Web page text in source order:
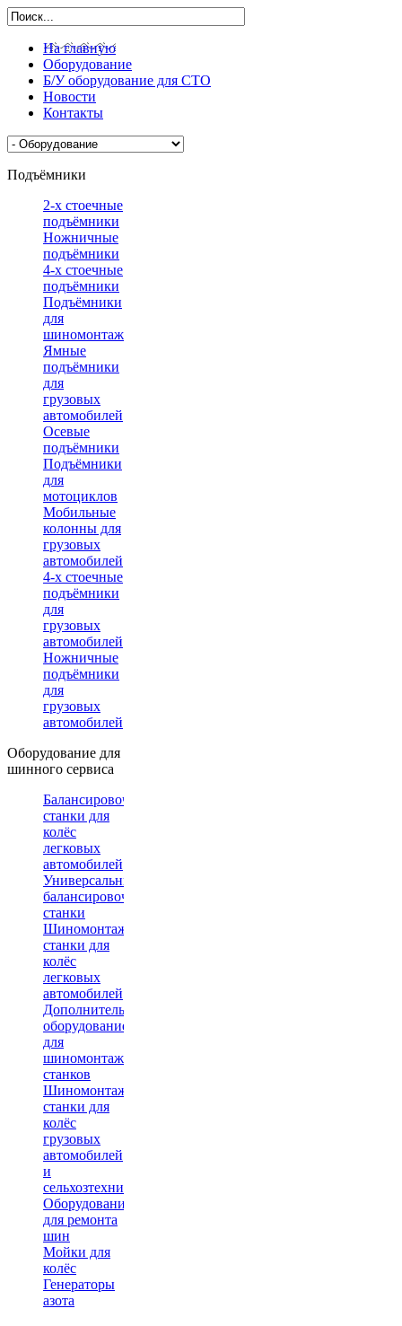
На главную
Оборудование
Б/У оборудование для СТО
Новости
Контакты
Подъёмники
2-х стоечные
подъёмники
Ножничные
подъёмники
4-х стоечные
подъёмники
Подъёмники
для
шиномонтажа
Ямные
подъёмники
для
грузовых
автомобилей
Осевые
подъёмники
Подъёмники
для
мотоциклов
Мобильные
колонны для
грузовых
автомобилей
4-х стоечные
подъёмники
для
грузовых
автомобилей
Ножничные
подъёмники
для
грузовых
автомобилей
Оборудование для
шинного сервиса
Балансировочные
станки для
колёс
легковых
автомобилей
Универсальные
балансировочные
станки
Шиномонтажные
станки для
колёс
легковых
автомобилей
Дополнительное
оборудование
для
шиномонтажных
станков
Шиномонтажные
станки для
колёс
грузовых
автомобилей
и
сельхозтехники
Оборудование
для ремонта
шин
Мойки для
колёс
Генераторы
азота